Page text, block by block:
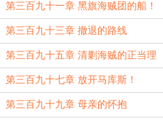
第三百九十一章 黑旗海贼团的船！
第三百九十三章 撤退的路线
第三百九十五章 清剿海贼的正当理
由
第三百九十七章 放开马库斯！
第三百九十九章 母亲的怀抱